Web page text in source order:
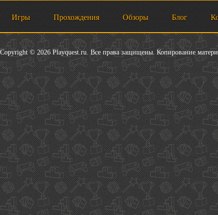
Игры Прохождения Обзоры Блог
Copyright © 2026 Playquest.ru. Все права защищены. Копирование